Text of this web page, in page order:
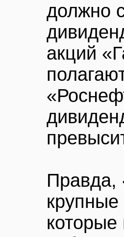
должно
акций
Правда,
крупные